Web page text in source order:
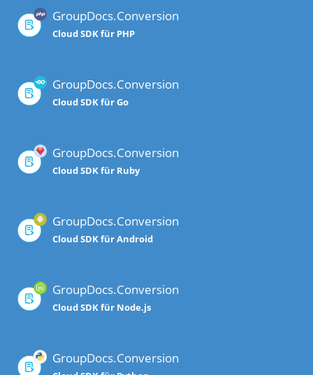
GroupDocs.Conversion
Cloud SDK für PHP
GroupDocs.Conversion
Cloud SDK für Go
GroupDocs.Conversion
Cloud SDK für Ruby
GroupDocs.Conversion
Cloud SDK für Android
GroupDocs.Conversion
Cloud SDK für Node.js
GroupDocs.Conversion